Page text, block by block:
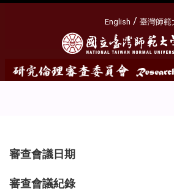
English / 臺灣師範
審查會議日期
審查會議紀錄